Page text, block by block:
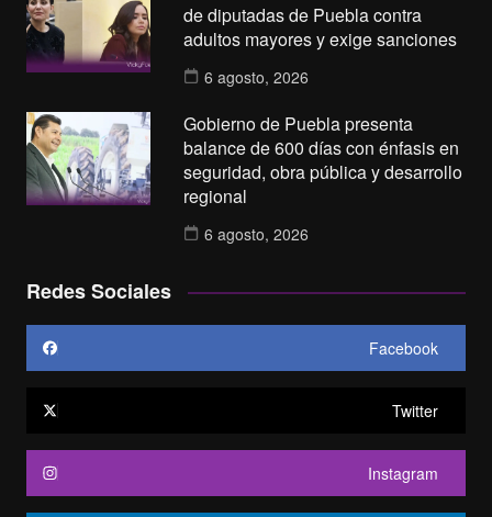
de diputadas de Puebla contra
adultos mayores y exige sanciones
6 agosto, 2026
Gobierno de Puebla presenta
balance de 600 días con énfasis en
seguridad, obra pública y desarrollo
regional
6 agosto, 2026
Redes Sociales
Facebook
Twitter
Instagram